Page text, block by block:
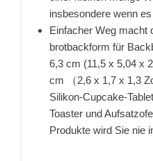
insbesondere wenn
Einfacher Weg macht
brotbackform für
6,3 cm (11,5 x 5,04 x
cm （2,6 x 1,7 x 1,3
Silikon-Cupcake-
Toaster und
Produkte wird Sie nie